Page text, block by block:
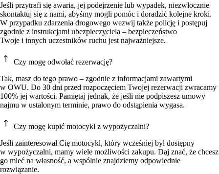
Jeśli przytrafi się awaria, jej podejrzenie lub wypadek, niezwłocznie
skontaktuj się z nami, abyśmy mogli pomóc i doradzić kolejne kroki.
W przypadku zdarzenia drogowego wezwij także policję i postępuj
zgodnie z instrukcjami ubezpieczyciela – bezpieczeństwo
Twoje i innych uczestników ruchu jest najważniejsze.
Czy mogę odwołać rezerwację?
Tak, masz do tego prawo – zgodnie z informacjami zawartymi
w OWU. Do 30 dni przed rozpoczęciem Twojej rezerwacji zwracamy
100% jej wartości. Pamiętaj jednak, że jeśli nie podpiszesz umowy
najmu w ustalonym terminie, prawo do odstąpienia wygasa.
Czy mogę kupić motocykl z wypożyczalni?
Jeśli zainteresował Cię motocykl, który wcześniej był dostępny
w wypożyczalni, mamy wiele możliwości zakupu. Daj znać, że chcesz
go mieć na własność, a wspólnie znajdziemy odpowiednie
rozwiązanie.